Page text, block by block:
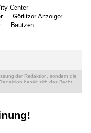
Center
Görlitzer Anzeiger
Bautzen
der Redaktion, sondern die
behält sich das Recht